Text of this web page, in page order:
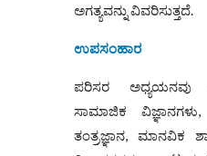
ಅಗತ್ಯವನ್ನು ವಿವರಿಸುತ್ತದೆ.
ಉಪಸಂಹಾರ
ಪರಿಸರ ಅಧ್ಯಯನವು
ಸಾಮಾಜಿಕ ವಿಜ್ಞಾನಗಳು,
ತಂತ್ರಜ್ಞಾನ, ಮಾನವಿಕ